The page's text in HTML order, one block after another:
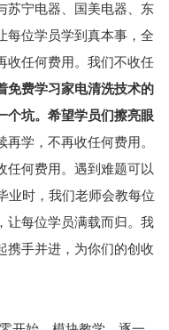
苏宁电器、国美电器、东
每位学员学到真本事，全
收任何费用。我们不收任
免费学习家电清洗技术的
个坑。希望学员们擦亮眼
再学，不再收任何费用。
任何费用。遇到难题可以
业时，我们老师会教每位
让每位学员满载而归。我
携手并进，为你们的创收